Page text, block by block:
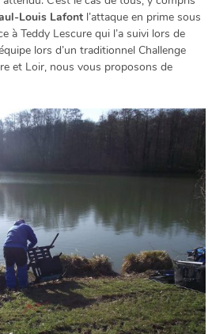
Louis Lafont l’attaque en prime sous
à Teddy Lescure qui l’a suivi lors de
lors d’un traditionnel Challenge
et Loir, nous vous proposons de